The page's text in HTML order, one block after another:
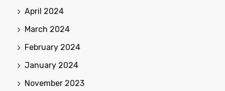
April 2024
March 2024
February 2024
January 2024
November 2023